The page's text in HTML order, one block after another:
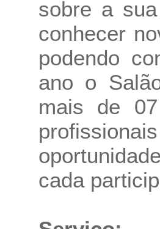
sobre a
conhecer
podendo
ano o
mais de
cada